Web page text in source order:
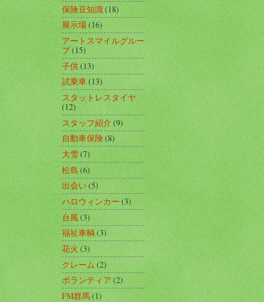
保険豆知識(18)
展示場(16)
アートスマイルグルー
プ(15)
子供(13)
試乗車(13)
スタットレスタイヤ
(12)
スタッフ紹介(9)
自動車保険(8)
大雪(7)
松島 (6)
出会い(5)
ハロウィンカー(3)
台風(3)
福祉車輌 (3)
花火(3)
クレーム(2)
ボランティア(2)
FM群馬(1)